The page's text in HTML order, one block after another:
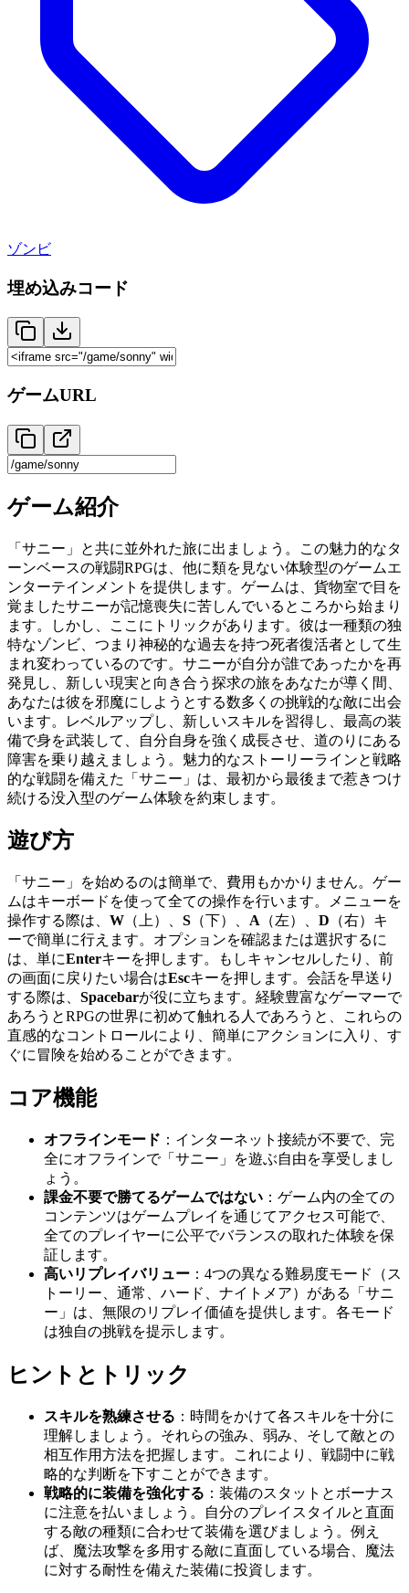
ゾンビ
埋め込みコード
ゲームURL
ゲーム紹介
「サニー」と共に並外れた旅に出ましょう。この魅力的なタ
ーンベースの戦闘RPGは、他に類を見ない体験型のゲームエ
ンターテインメントを提供します。ゲームは、貨物室で目を
覚ましたサニーが記憶喪失に苦しんでいるところから始まり
ます。しかし、ここにトリックがあります。彼は一種類の独
特なゾンビ、つまり神秘的な過去を持つ死者復活者として生
まれ変わっているのです。サニーが自分が誰であったかを再
発見し、新しい現実と向き合う探求の旅をあなたが導く間、
あなたは彼を邪魔にしようとする数多くの挑戦的な敵に出会
います。レベルアップし、新しいスキルを習得し、最高の装
備で身を武装して、自分自身を強く成長させ、道のりにある
障害を乗り越えましょう。魅力的なストーリーラインと戦略
的な戦闘を備えた「サニー」は、最初から最後まで惹きつけ
続ける没入型のゲーム体験を約束します。
遊び方
「サニー」を始めるのは簡単で、費用もかかりません。ゲー
ムはキーボードを使って全ての操作を行います。メニューを
操作する際は、 W （上）、 S （下）、 A （左）、 D （右）キ
ーで簡単に行えます。オプションを確認または選択するに
は、単にEnterキーを押します。もしキャンセルしたり、前
の画面に戻りたい場合はEscキーを押します。会話を早送り
する際は、 Spacebarが役に立ちます。経験豊富なゲーマーで
あろうとRPGの世界に初めて触れる人であろうと、これらの
直感的なコントロールにより、簡単にアクションに入り、す
ぐに冒険を始めることができます。
コア機能
オフラインモード ：インターネット接続が不要で、完
全にオフラインで「サニー」を遊ぶ自由を享受しまし
ょう。
課金不要で勝てるゲームではない ：ゲーム内の全ての
コンテンツはゲームプレイを通じてアクセス可能で、
全てのプレイヤーに公平でバランスの取れた体験を保
証します。
高いリプレイバリュー ：4つの異なる難易度モード（ス
トーリー、通常、ハード、ナイトメア）がある「サニ
ー」は、無限のリプレイ価値を提供します。各モード
は独自の挑戦を提示します。
ヒントとトリック
スキルを熟練させる ：時間をかけて各スキルを十分に
理解しましょう。それらの強み、弱み、そして敵との
相互作用方法を把握します。これにより、戦闘中に戦
略的な判断を下すことができます。
戦略的に装備を強化する ：装備のスタットとボーナス
に注意を払いましょう。自分のプレイスタイルと直面
する敵の種類に合わせて装備を選びましょう。例え
ば、魔法攻撃を多用する敵に直面している場合、魔法
に対する耐性を備えた装備に投資します。